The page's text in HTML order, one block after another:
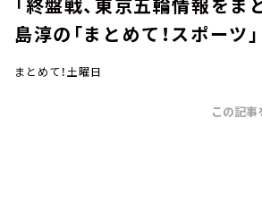
島淳の「まとめて！スポーツ」
まとめて！土曜日
この記事